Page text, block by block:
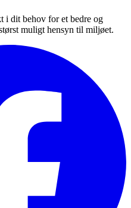
i dit behov for et bedre og
muligt hensyn til miljøet.